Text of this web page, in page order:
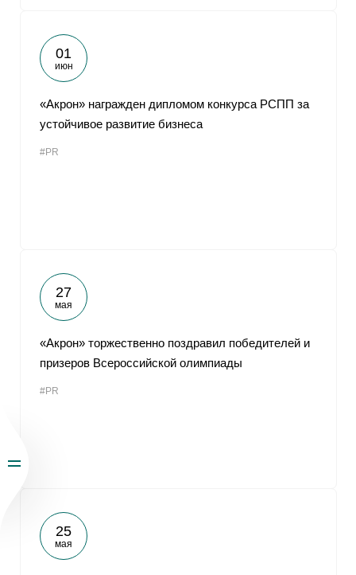
01
июн
«Акрон» награжден дипломом конкурса РСПП за
устойчивое развитие бизнеса
#PR
27
мая
«Акрон» торжественно поздравил победителей и
призеров Всероссийской олимпиады
#PR
25
мая